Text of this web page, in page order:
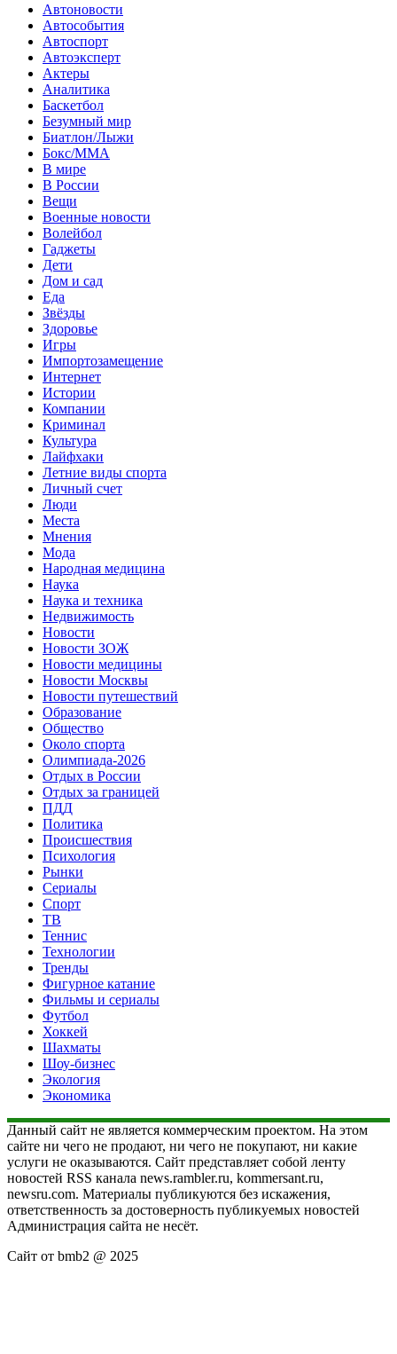
Автоновости
Автособытия
Автоспорт
Автоэксперт
Актеры
Аналитика
Баскетбол
Безумный мир
Биатлон/Лыжи
Бокс/MMA
В мире
В России
Вещи
Военные новости
Волейбол
Гаджеты
Дети
Дом и сад
Еда
Звёзды
Здоровье
Игры
Импортозамещение
Интернет
Истории
Компании
Криминал
Культура
Лайфхаки
Летние виды спорта
Личный счет
Люди
Места
Мнения
Мода
Народная медицина
Наука
Наука и техника
Недвижимость
Новости
Новости ЗОЖ
Новости медицины
Новости Москвы
Новости путешествий
Образование
Общество
Около спорта
Олимпиада-2026
Отдых в России
Отдых за границей
ПДД
Политика
Происшествия
Психология
Рынки
Сериалы
Спорт
ТВ
Теннис
Технологии
Тренды
Фигурное катание
Фильмы и сериалы
Футбол
Хоккей
Шахматы
Шоу-бизнес
Экология
Экономика
Данный сайт не является коммерческим проектом. На этом
сайте ни чего не продают, ни чего не покупают, ни какие
услуги не оказываются. Сайт представляет собой ленту
новостей RSS канала news.rambler.ru, kommersant.ru,
newsru.com. Материалы публикуются без искажения,
ответственность за достоверность публикуемых новостей
Администрация сайта не несёт.
Сайт от bmb2 @ 2025